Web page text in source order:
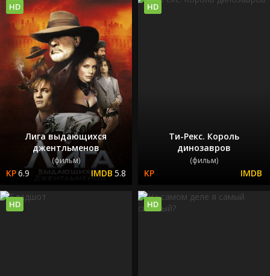
Лига выдающихся
джентльменов
(фильм)
6.9 5.8
HD
Ти-Рекс. Король
динозавров
(фильм)
HD
HD HD